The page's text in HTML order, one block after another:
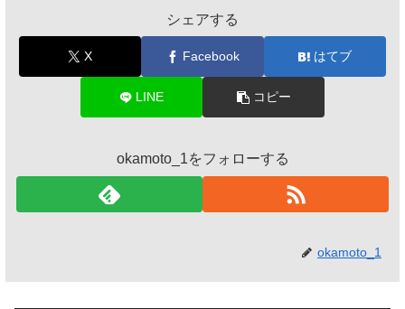
シェアする
X Facebook はてブ
LINE コピー
okamoto_1をフォローする
okamoto_1